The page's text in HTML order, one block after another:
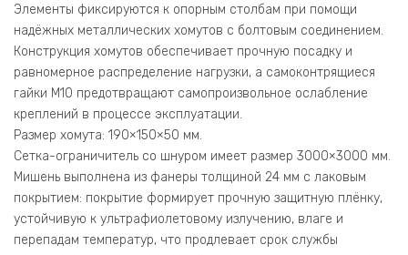
Элементы фиксируются к опорным столбам при помощи
надёжных металлических хомутов с болтовым соединением.
Конструкция хомутов обеспечивает прочную посадку и
равномерное распределение нагрузки, а самоконтрящиеся
гайки М10 предотвращают самопроизвольное ослабление
креплений в процессе эксплуатации.
Размер хомута: 190×150×50 мм.
Сетка-ограничитель со шнуром имеет размер 3000×3000 мм.
Мишень выполнена из фанеры толщиной 24 мм с лаковым
покрытием: покрытие формирует прочную защитную плёнку,
устойчивую к ультрафиолетовому излучению, влаге и
перепадам температур, что продлевает срок службы